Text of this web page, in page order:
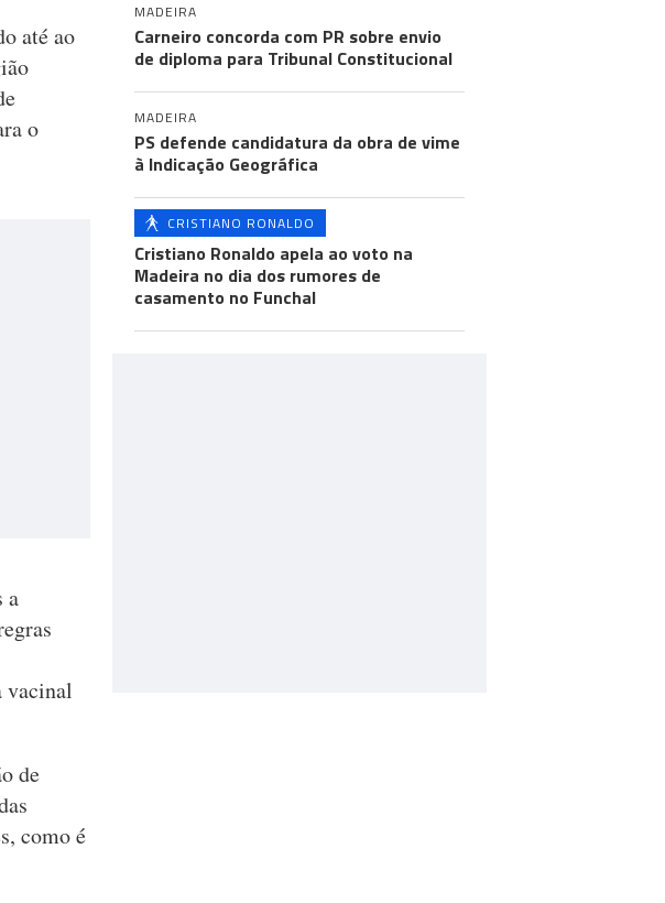
até ao
o
a
vacinal
de
como é
MADEIRA
Carneiro concorda com PR sobre envio
de diploma para Tribunal Constitucional
MADEIRA
PS defende candidatura da obra de vime
à Indicação Geográfica
CRISTIANO RONALDO
Cristiano Ronaldo apela ao voto na
Madeira no dia dos rumores de
casamento no Funchal